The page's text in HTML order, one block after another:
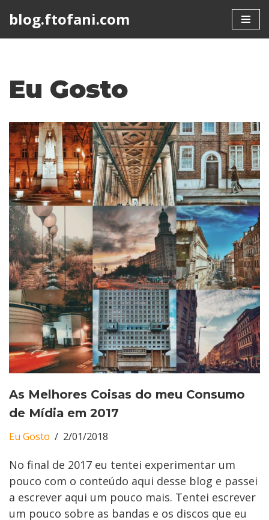
blog.ftofani.com
Eu Gosto
As Melhores Coisas do meu Consumo
de Mídia em 2017
Eu Gosto 2/01/2018
No final de 2017 eu tentei experimentar um
pouco com o conteúdo aqui desse blog e passei
a escrever aqui um pouco mais. Tentei escrever
um pouco sobre as bandas e os discos que eu